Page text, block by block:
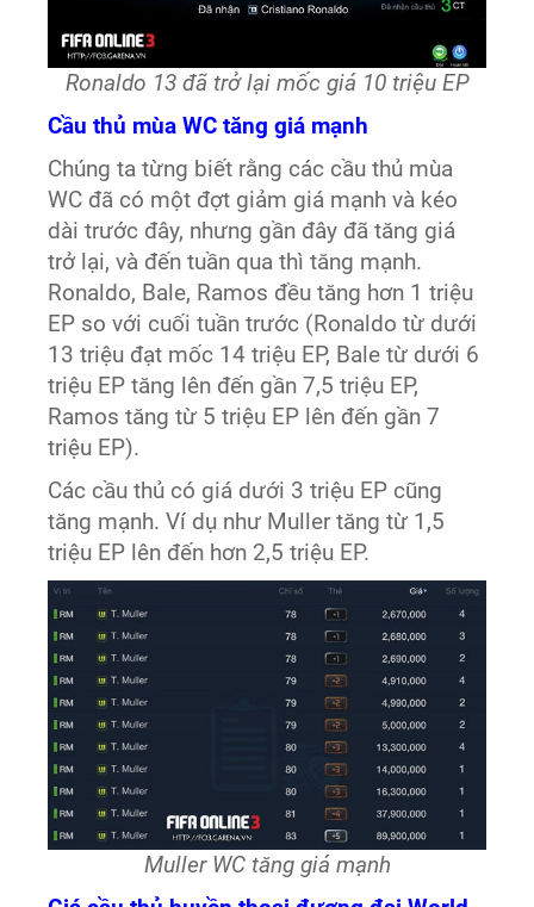
Ronaldo 13 đã trở lại mốc giá 10 triệu EP
Cầu thủ mùa WC tăng giá mạnh
Chúng ta từng biết rằng các cầu thủ mùa
WC đã có một đợt giảm giá mạnh và kéo
dài trước đây, nhưng gần đây đã tăng giá
trở lại, và đến tuần qua thì tăng mạnh.
Ronaldo, Bale, Ramos đều tăng hơn 1 triệu
EP so với cuối tuần trước (Ronaldo từ dưới
13 triệu đạt mốc 14 triệu EP, Bale từ dưới 6
triệu EP tăng lên đến gần 7,5 triệu EP,
Ramos tăng từ 5 triệu EP lên đến gần 7
triệu EP).
Các cầu thủ có giá dưới 3 triệu EP cũng
tăng mạnh. Ví dụ như Muller tăng từ 1,5
triệu EP lên đến hơn 2,5 triệu EP.
Muller WC tăng giá mạnh